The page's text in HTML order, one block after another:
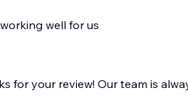
well for us
for your review! Our team is